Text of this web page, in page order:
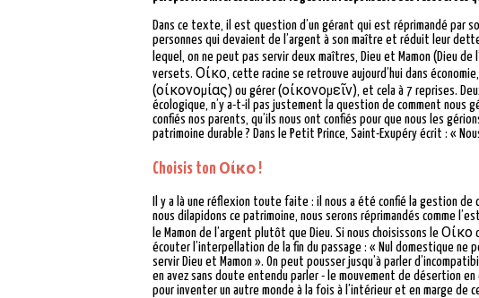
Dans ce texte, il est question d’un gérant qui est réprimandé par
personnes qui devaient de l’argent à son maître et réduit leur
lequel, on ne peut pas servir deux maîtres, Dieu et Mamon (Dieu
versets. Οἰκο, cette racine se retrouve aujourd’hui dans
(οἰκονομίας) ou gérer (οἰκονομεῖν), et cela à 7 reprises.
écologique, n’y a-t-il pas justement la question de comment nous
confiés nos parents, qu’ils nous ont confiés pour que nous les
patrimoine durable ? Dans le Petit Prince, Saint-Exupéry écrit : «
Choisis ton Οἰκο !
Il y a là une réflexion toute faite : il nous a été confié la gestion de
nous dilapidons ce patrimoine, nous serons réprimandés comme
le Mamon de l’argent plutôt que Dieu. Si nous choisissons le
écouter l’interpellation de la fin du passage : « Nul domestique ne
servir Dieu et Mamon ». On peut pousser jusqu’à parler
en avez sans doute entendu parler - le mouvement de désertion
pour inventer un autre monde à la fois à l’intérieur et en marge de